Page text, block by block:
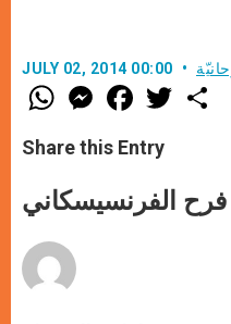
JULY 02, 2014 00:00
W
h
t
s
p
p
M
e
s
e
e
F
a
e
b
k
w
Share this Entry
الفرنسيسكاني